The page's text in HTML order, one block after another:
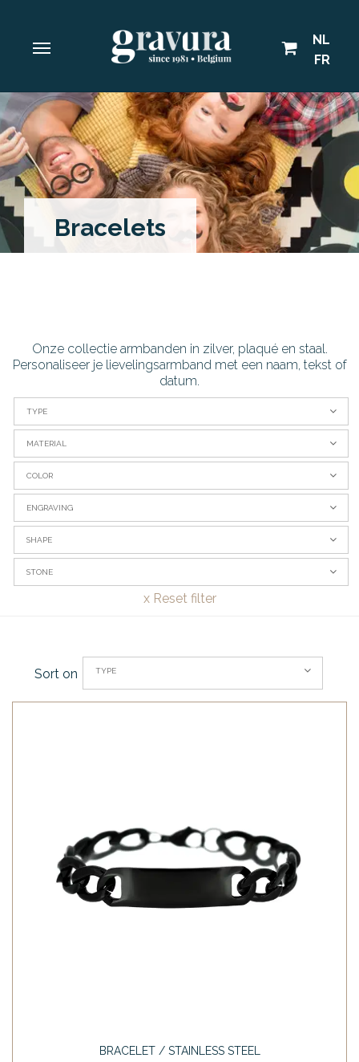
NL
FR
Bracelets
Onze collectie armbanden in zilver, plaqué en staal.
Personaliseer je lievelingsarmband met een naam, tekst of
datum.
TYPE
MATERIAL
COLOR
ENGRAVING
SHAPE
STONE
x Reset filter
Sort on TYPE
BRACELET / STAINLESS STEEL